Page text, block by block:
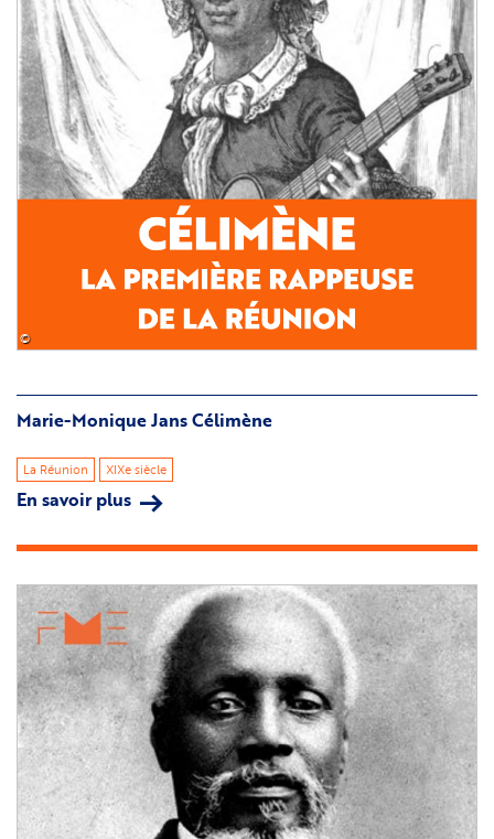
©
Marie-Monique Jans Célimène
La Réunion XIXe siècle
En savoir plus sur
Monique
Jans
Célimène
Image